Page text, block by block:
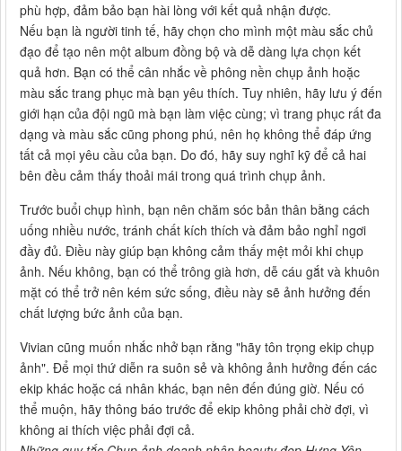
phù hợp, đảm bảo bạn hài lòng với kết quả nhận được.
Nếu bạn là người tinh tế, hãy chọn cho mình một màu sắc chủ
đạo để tạo nên một album đồng bộ và dễ dàng lựa chọn kết
quả hơn. Bạn có thể cân nhắc về phông nền chụp ảnh hoặc
màu sắc trang phục mà bạn yêu thích. Tuy nhiên, hãy lưu ý đến
giới hạn của đội ngũ mà bạn làm việc cùng; vì trang phục rất đa
dạng và màu sắc cũng phong phú, nên họ không thể đáp ứng
tất cả mọi yêu cầu của bạn. Do đó, hãy suy nghĩ kỹ để cả hai
bên đều cảm thấy thoải mái trong quá trình chụp ảnh.
Trước buổi chụp hình, bạn nên chăm sóc bản thân bằng cách
uống nhiều nước, tránh chất kích thích và đảm bảo nghỉ ngơi
đầy đủ. Điều này giúp bạn không cảm thấy mệt mỏi khi chụp
ảnh. Nếu không, bạn có thể trông già hơn, dễ cáu gắt và khuôn
mặt có thể trở nên kém sức sống, điều này sẽ ảnh hưởng đến
chất lượng bức ảnh của bạn.
Vivian cũng muốn nhắc nhở bạn rằng "hãy tôn trọng ekip chụp
ảnh". Để mọi thứ diễn ra suôn sẻ và không ảnh hưởng đến các
ekip khác hoặc cá nhân khác, bạn nên đến đúng giờ. Nếu có
thể muộn, hãy thông báo trước để ekip không phải chờ đợi, vì
không ai thích việc phải đợi cả.